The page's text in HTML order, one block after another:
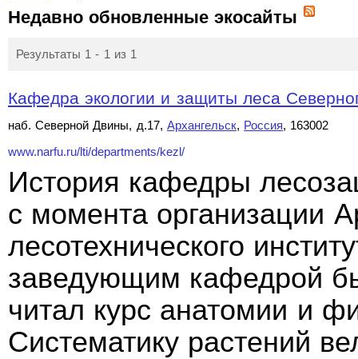
Недавно обновленные экосайты
Результаты 1 - 1 из 1
Кафедра экологии и защиты леса
наб. Северной Двины, д.17, Архангельск, Россия, 163002
www.narfu.ru/lti/departments/kezl/
История кафедры
с момента организации
лесотехнического
заведующим кафедрой
читал курс анатомии и
Систематику растений